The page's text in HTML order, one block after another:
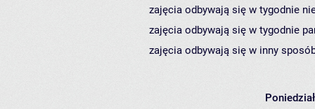
zajęcia odbywają się w tygodnie
zajęcia odbywają się w tygodnie
zajęcia odbywają się w inny